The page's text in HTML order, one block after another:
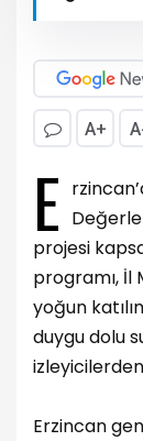
A+
E
projesi
programı, İl
yoğun
duygu dolu
Erzincan